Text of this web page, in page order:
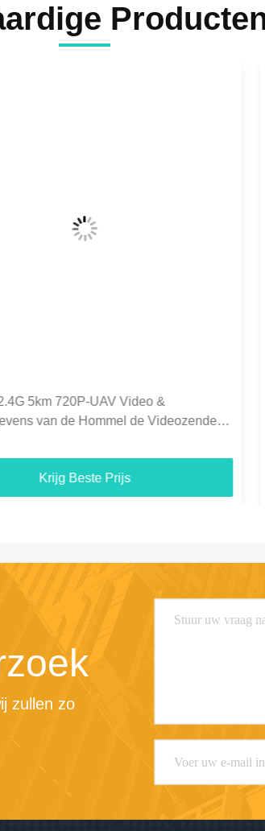
70km Mavlink 2.4GHz COFDM UAV
Ultra langeafstand UP/Downlink
Krijg Beste Prijs
zullen zo